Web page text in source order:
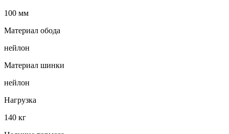
100 мм
Материал обода
нейлон
Материал шинки
нейлон
Нагрузка
140 кг